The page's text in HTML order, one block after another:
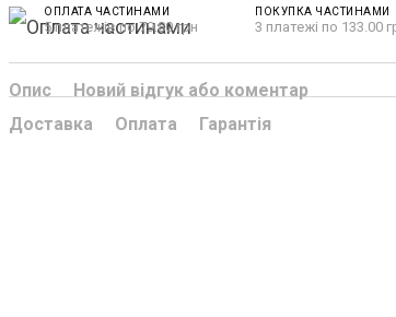
ОПЛАТА ЧАСТИНАМИ
5 платежів по 79.80 грн
ПОКУПКА ЧАСТИНАМИ
3 платежі по 133.00
Опис
Новий відгук або коментар
Доставка
Оплата Гарантія